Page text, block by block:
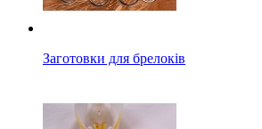
Заготовки для брелоків